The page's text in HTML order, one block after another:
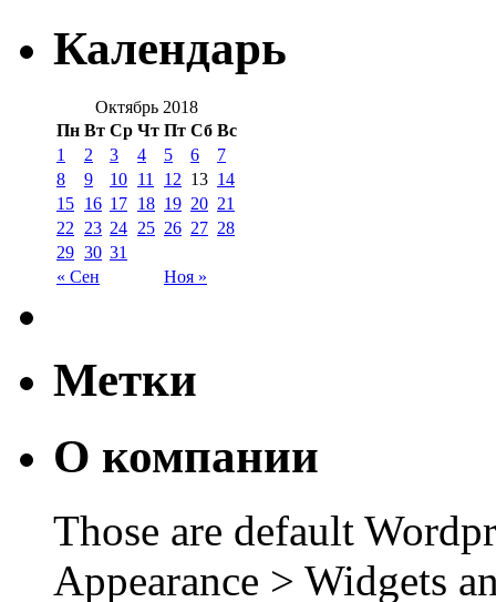
Календарь
Октябрь 2018
Пн Вт Ср Чт Пт Сб Вс
« Сен Ноя »
1 2 3 4 5 6
7
8
9 10 11 12 13 14
15 16 17 18 19 20 21
22
23 24 25 26 27 28
29 30 31
Метки
О компании
Those are default
Appearance > Widgets